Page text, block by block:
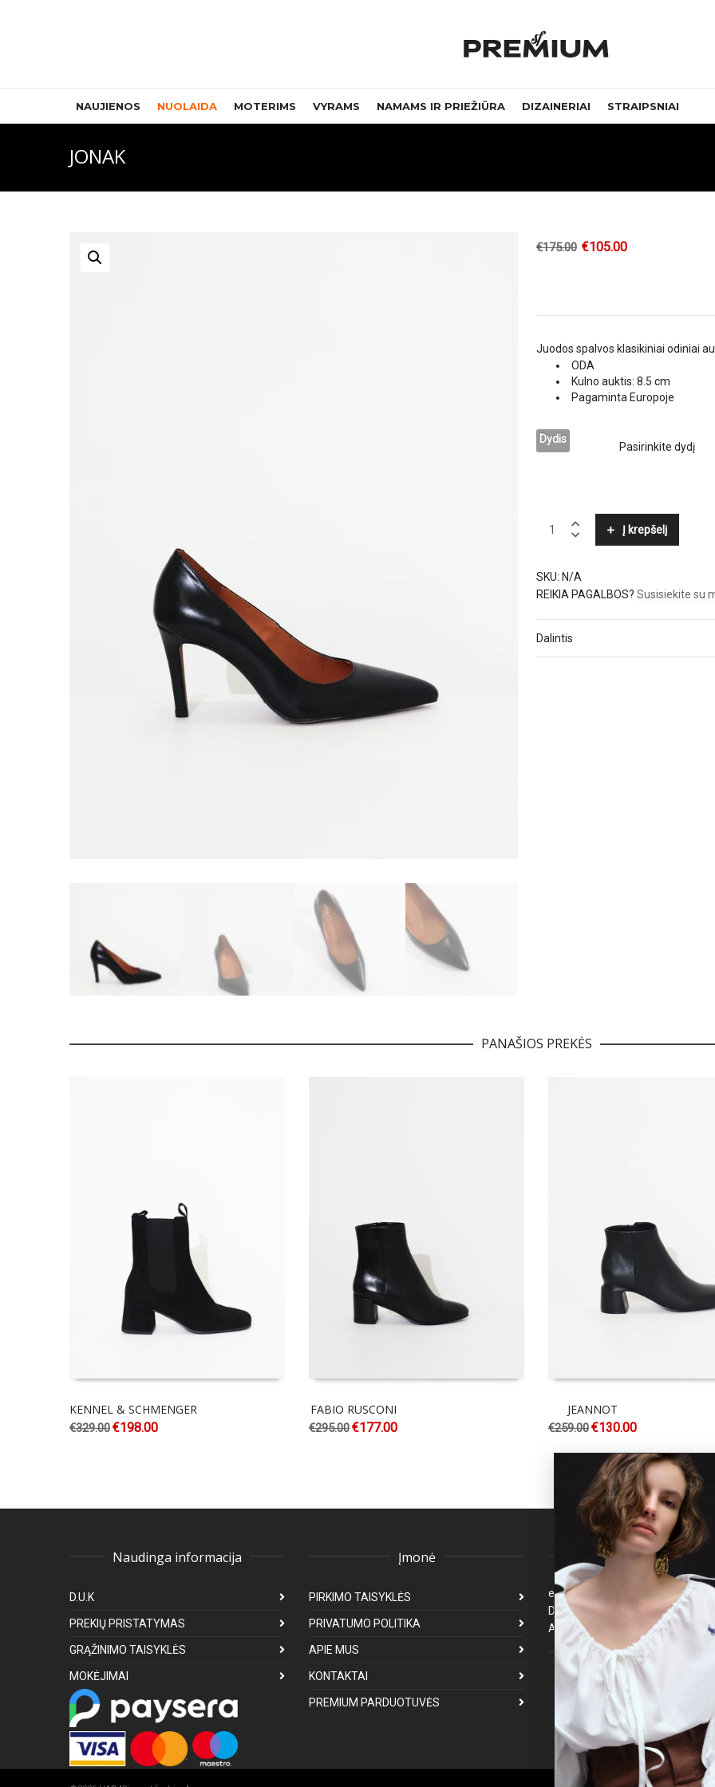
NAUJIENOS NUOLAIDA MOTERIMS VYRAMS NAMAMS IR PRIEŽIŪRA DIZAINERIAI STRAIPSNIAI
JONAK
€175.00 €105.00
Juodos spalvos klasikiniai odiniai
ODA
Kulno auktis: 8.5 cm
Pagaminta Europoje
Dydis
quantity
Į krepšelį
SKU: N/A
REIKIA PAGALBOS? Susisiekite su
Dalintis
PANAŠIOS PREKĖS
KENNEL & SCHMENGER
€329.00€198.00
FABIO RUSCONI
€295.00€177.00
JEANNOT
€259.00€130.00
Naudinga informacija
D.U.K
PREKIŲ PRISTATYMAS
GRĄŽINIMO TAISYKLĖS
MOKĖJIMAI
Įmonė
PIRKIMO TAISYKLĖS
PRIVATUMO POLITIKA
APIE MUS
KONTAKTAI
PREMIUM PARDUOTUVĖS
Klientų aptarnavimas
Darbo laikas: I-V 8:00-17:00
Atsakymas per 1-3 darbo dienas
Mus galite rasti